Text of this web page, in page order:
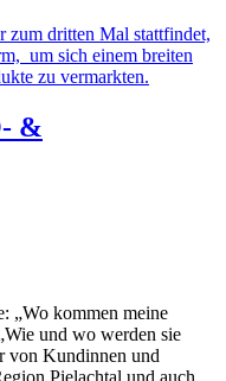
&
„Wo kommen meine
und wo werden sie
von Kundinnen und